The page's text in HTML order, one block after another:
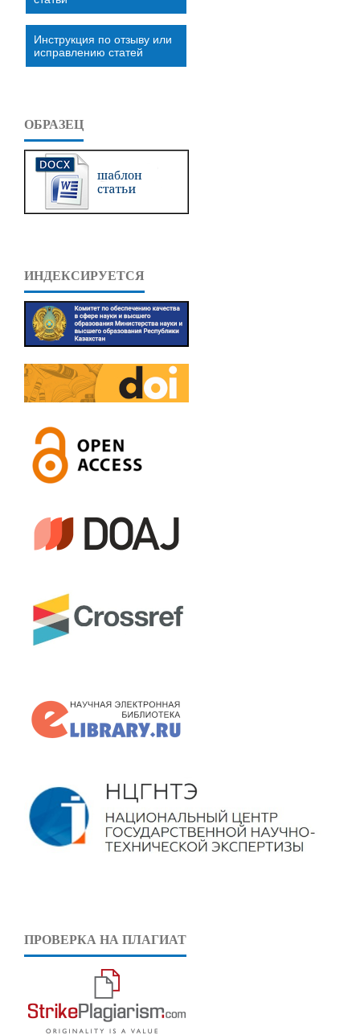
Инструкция по отзыву или
исправлению статей
ОБРАЗЕЦ
ИНДЕКСИРУЕТСЯ
ПРОВЕРКА НА ПЛАГИАТ